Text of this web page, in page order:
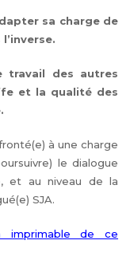
sa charge de
travail des autres
et la qualité des
à une charge
le dialogue
et au niveau de la
SJA.
imprimable de ce